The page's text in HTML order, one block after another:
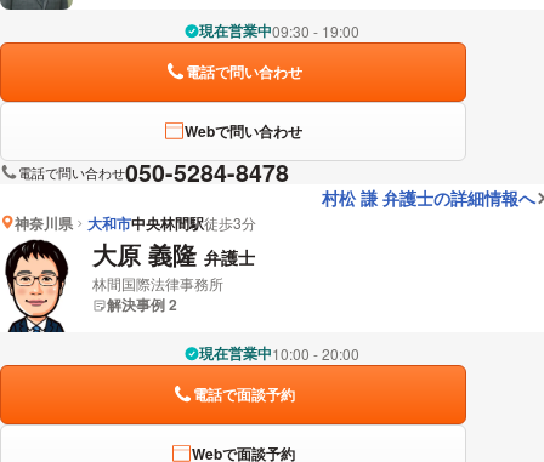
現在営業中09:30 - 19:00
電話で問い合わせ
Webで問い合わせ
電話で問い合わせ050-5284-8478
村松 謙 弁護士の詳細情報へ
神奈川県 大和市中央林間駅徒歩3分
大原 義隆 弁護士
林間国際法律事務所
解決事例 2
現在営業中10:00 - 20:00
電話で面談予約
Webで面談予約